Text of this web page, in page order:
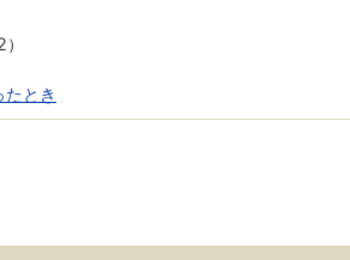
とき